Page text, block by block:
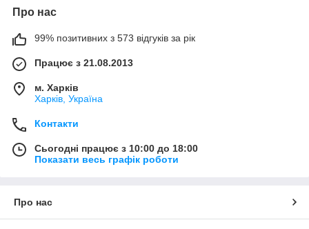
Про нас
99% позитивних з 573 відгуків за рік
Працює з 21.08.2013
м. Харків
Харків, Україна
Контакти
Сьогодні працює з 10:00 до 18:00
Показати весь графік роботи
Про нас